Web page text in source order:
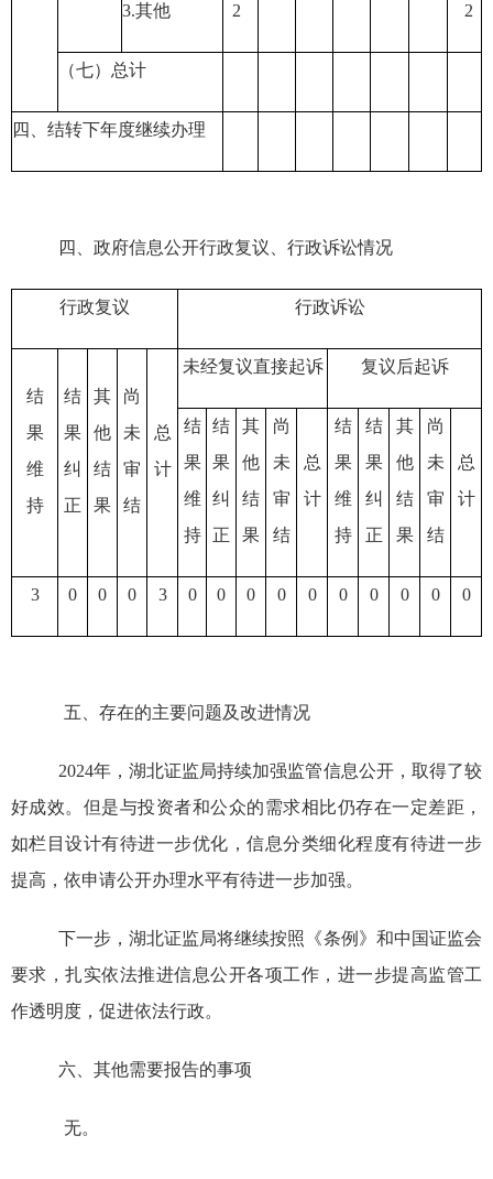
3.其他 2 2
（七）总计
四、结转下年度继续办理
四、政府信息公开行政复议、行政诉讼情况
行政复议 行政诉讼
结
果
维
持
结
果
纠
正
其
他
结
果
尚
未
审
结
总
计
未经复议直接起诉 复议后起诉
结
果
维
持
结
果
纠
正
其
他
结
果
尚
未
审
结
总
计
结
果
维
持
结
果
纠
正
其
他
结
果
尚
未
审
结
总
计
3 0 0 0 3 0 0 0 0 0 0 0 0 0 0
五、存在的主要问题及改进情况
2024年，湖北证监局持续加强监管信息公开，取得了较
好成效。但是与投资者和公众的需求相比仍存在一定差距，
如栏目设计有待进一步优化，信息分类细化程度有待进一步
提高，依申请公开办理水平有待进一步加强。
下一步，湖北证监局将继续按照《条例》和中国证监会
要求，扎实依法推进信息公开各项工作，进一步提高监管工
作透明度，促进依法行政。
六、其他需要报告的事项
无。